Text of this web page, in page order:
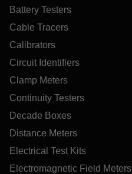
Battery Testers
Cable Tracers
Calibrators
Circuit Identifiers
Clamp Meters
Continuity Testers
Decade Boxes
Distance Meters
Electrical Test Kits
Electromagnetic Field Meters